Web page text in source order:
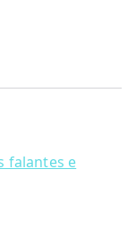
falantes e